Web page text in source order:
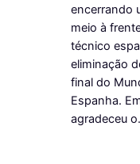
encerrando
meio à
técnico
eliminação
final do
Espanha.
agradeceu